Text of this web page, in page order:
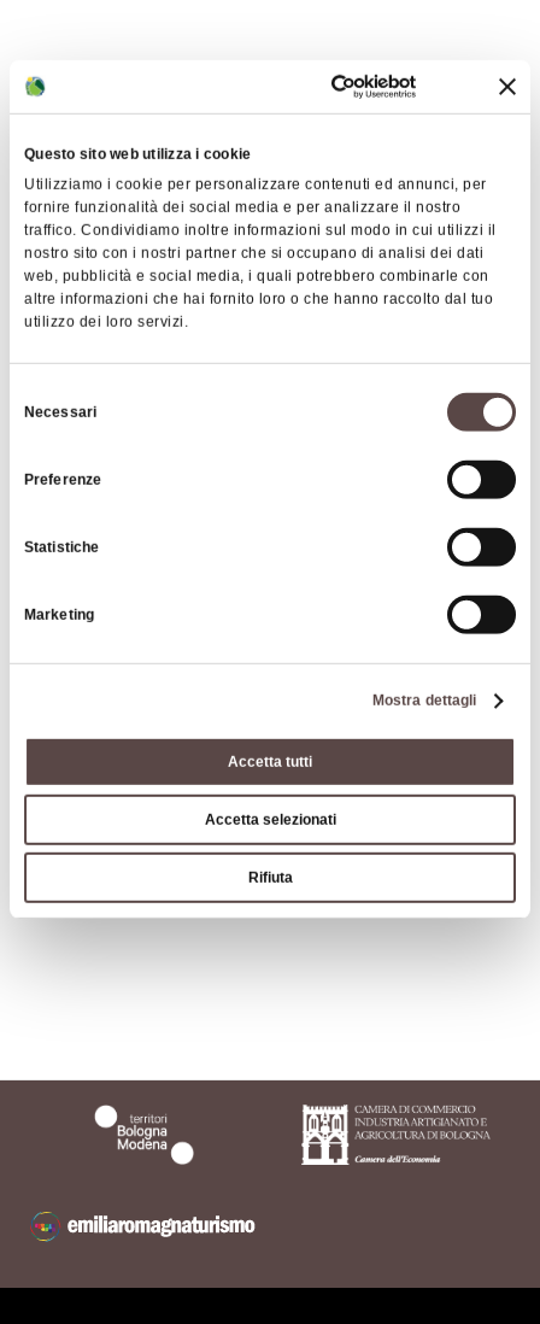
Questo sito web utilizza i cookie
Utilizziamo i cookie per personalizzare contenuti ed annunci, per
fornire funzionalità dei social media e per analizzare il nostro
traffico. Condividiamo inoltre informazioni sul modo in cui utilizzi il
nostro sito con i nostri partner che si occupano di analisi dei dati
web, pubblicità e social media, i quali potrebbero combinarle con
altre informazioni che hai fornito loro o che hanno raccolto dal tuo
utilizzo dei loro servizi.
delNecessari
Preferenze
Statistiche
Marketing
Mostra dettagli
Accetta tutti
Accetta selezionati
Rifiuta
non potè mai essere ascritta ufficialmente, a causa
dell’improvvisa morte sopraggiunta nel 1573.
Nel Settecento la proprietà della villa passò ai
Principi Colonna e Pepoli e nel 1743 Sicinio Pepoli
commissionò la decorazione delle sale interne al
paesaggista Carlo Lodi e al figurista Antonio Rossi
che, in collaborazione con altri artisti, realizzarono
quaranta splendidi affreschiaventi per tema la
dell’Europa settecentesca.
Dal 2012 è parte del patrimonio immobiliare del
Gruppo Unipol.
Mappa
−
contributors ©CARTO
Via Emilia 242
COME ARRIVARE
Interessi